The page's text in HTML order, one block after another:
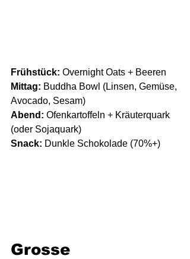
Frühstück: Overnight Oats + Beeren
Mittag: Buddha Bowl (Linsen, Gemüse,
Avocado, Sesam)
Abend: Ofenkartoffeln + Kräuterquark
(oder Sojaquark)
Snack: Dunkle Schokolade (70%+)
Grosse